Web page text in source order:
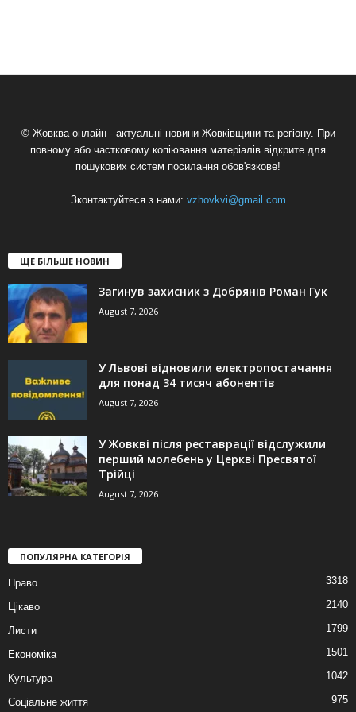
© Жовква онлайн - актуальні новини Жовківщини та регіону. При
повному або частковому копіювання матеріалів відкрите для
пошукових систем посилання обов'язкове!
Зконтактуйтеся з нами: vzhovkvi@gmail.com
ЩЕ БІЛЬШЕ НОВИН
Загинув захисник з Добрянів Роман Гук
August 7, 2026
У Львові відновили електропостачання
для понад 34 тисяч абонентів
August 7, 2026
У Жовкві після реставрації відслужили
перший молебень у Церкві Пресвятої
Трійці
August 7, 2026
ПОПУЛЯРНА КАТЕГОРІЯ
Право 3318
Цікаво 2140
Листи 1799
Економіка 1501
Культура 1042
Соціальне життя 975